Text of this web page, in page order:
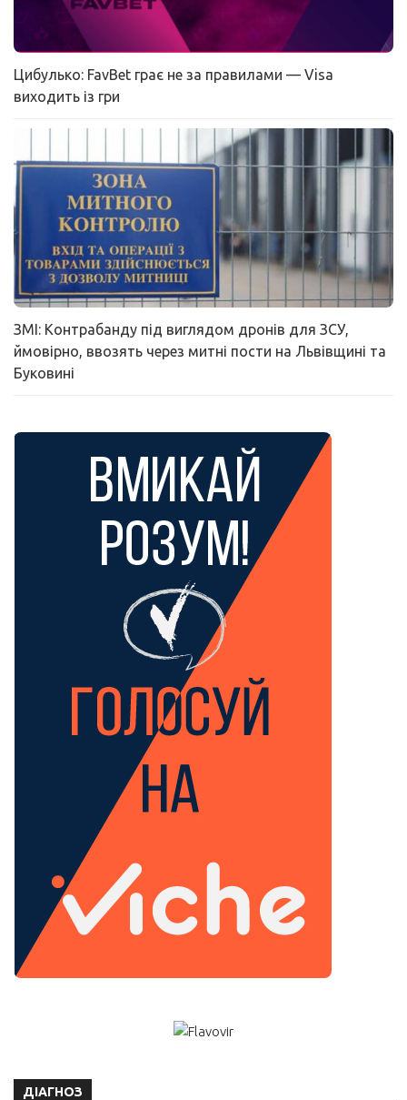
Цибулько: FavBet грає не за правилами — Visa
виходить із гри
ЗМІ: Контрабанду під виглядом дронів для ЗСУ,
ймовірно, ввозять через митні пости на Львівщині та
Буковині
ДІАГНОЗ